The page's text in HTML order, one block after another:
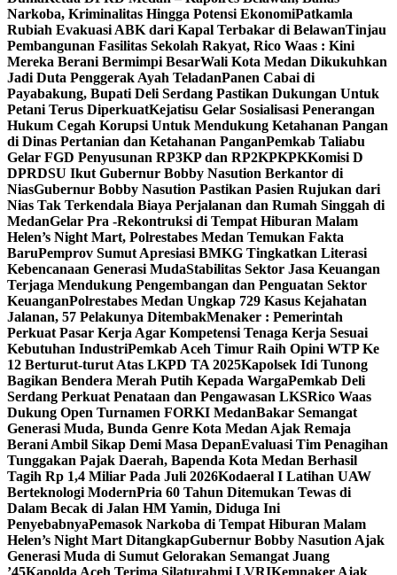
Narkoba, Kriminalitas Hingga Potensi EkonomiPatkamla
Rubiah Evakuasi ABK dari Kapal Terbakar di BelawanTinjau
Pembangunan Fasilitas Sekolah Rakyat, Rico Waas : Kini
Mereka Berani Bermimpi BesarWali Kota Medan Dikukuhkan
Jadi Duta Penggerak Ayah TeladanPanen Cabai di
Payabakung, Bupati Deli Serdang Pastikan Dukungan Untuk
Petani Terus DiperkuatKejatisu Gelar Sosialisasi Penerangan
Hukum Cegah Korupsi Untuk Mendukung Ketahanan Pangan
di Dinas Pertanian dan Ketahanan PanganPemkab Taliabu
Gelar FGD Penyusunan RP3KP dan RP2KPKPKKomisi D
DPRDSU Ikut Gubernur Bobby Nasution Berkantor di
NiasGubernur Bobby Nasution Pastikan Pasien Rujukan dari
Nias Tak Terkendala Biaya Perjalanan dan Rumah Singgah di
MedanGelar Pra -Rekontruksi di Tempat Hiburan Malam
Helen’s Night Mart, Polrestabes Medan Temukan Fakta
BaruPemprov Sumut Apresiasi BMKG Tingkatkan Literasi
Kebencanaan Generasi MudaStabilitas Sektor Jasa Keuangan
Terjaga Mendukung Pengembangan dan Penguatan Sektor
KeuanganPolrestabes Medan Ungkap 729 Kasus Kejahatan
Jalanan, 57 Pelakunya DitembakMenaker : Pemerintah
Perkuat Pasar Kerja Agar Kompetensi Tenaga Kerja Sesuai
Kebutuhan IndustriPemkab Aceh Timur Raih Opini WTP Ke
12 Berturut-turut Atas LKPD TA 2025Kapolsek Idi Tunong
Bagikan Bendera Merah Putih Kepada WargaPemkab Deli
Serdang Perkuat Penataan dan Pengawasan LKSRico Waas
Dukung Open Turnamen FORKI MedanBakar Semangat
Generasi Muda, Bunda Genre Kota Medan Ajak Remaja
Berani Ambil Sikap Demi Masa DepanEvaluasi Tim Penagihan
Tunggakan Pajak Daerah, Bapenda Kota Medan Berhasil
Tagih Rp 1,4 Miliar Pada Juli 2026Kodaeral I Latihan UAW
Berteknologi ModernPria 60 Tahun Ditemukan Tewas di
Dalam Becak di Jalan HM Yamin, Diduga Ini
PenyebabnyaPemasok Narkoba di Tempat Hiburan Malam
Helen’s Night Mart DitangkapGubernur Bobby Nasution Ajak
Generasi Muda di Sumut Gelorakan Semangat Juang
’45Kapolda Aceh Terima Silaturahmi LVRIKemnaker Ajak